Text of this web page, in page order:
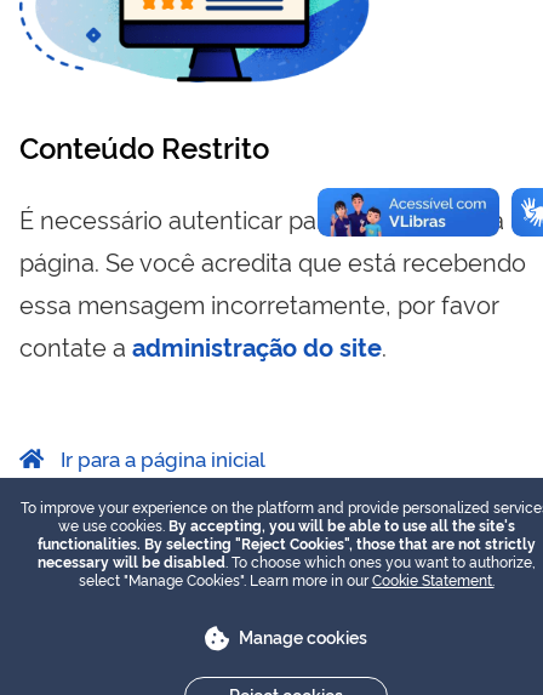
Conteúdo Restrito
É necessário autenticar para visualizar essa
página. Se você acredita que está recebendo
essa mensagem incorretamente, por favor
contate a administração do site.
Ir para a página inicial
To improve your experience on the platform and provide personalized
we use cookies. By accepting, you will be able to use all the site's
functionalities. By selecting "Reject Cookies", those that are not strictly
necessary will be disabled. To choose which ones you want to authorize,
select "Manage Cookies". Learn more in ourCookie Statement.
Manage cookies